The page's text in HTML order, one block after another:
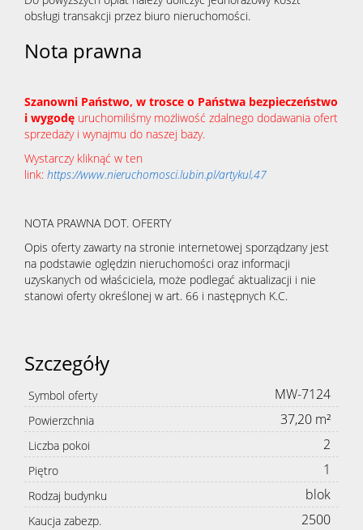
obsługi transakcji przez biuro nieruchomości.
Nota prawna
Szanowni Państwo, w trosce o Państwa bezpieczeństwo
i wygodę uruchomiliśmy możliwość zdalnego dodawania ofert
sprzedaży i wynajmu do naszej bazy.
Wystarczy kliknąć w ten
link: https://www.nieruchomosci.lubin.pl/artykul,47
NOTA PRAWNA DOT. OFERTY
Opis oferty zawarty na stronie internetowej sporządzany jest
na podstawie oględzin nieruchomości oraz informacji
uzyskanych od właściciela, może podlegać aktualizacji i nie
stanowi oferty określonej w art. 66 i następnych K.C.
Szczegóły
Symbol oferty MW-7124
Powierzchnia 37,20 m²
Liczba pokoi 2
Piętro 1
Rodzaj budynku blok
Kaucja zabezp. 2500